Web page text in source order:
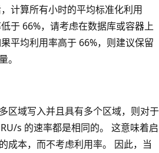
计算所有小时的平均标准化利用
于 66%，请考虑在数据库或容器上
平均利用率高于 66%，则建议保留
。
区域写入并且具有多个区域，则对于
s 的速率都是相同的。 这意味着启
成本，而不考虑利用率。 因此，当